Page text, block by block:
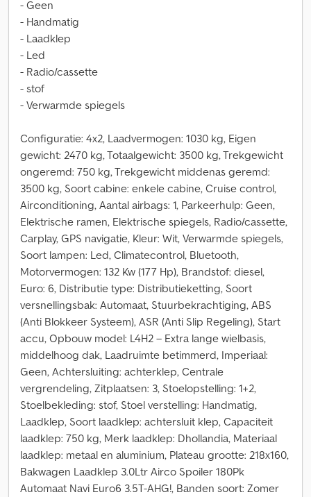
- Geen
- Handmatig
- Laadklep
- Led
- Radio/cassette
- stof
- Verwarmde spiegels
Configuratie: 4x2, Laadvermogen: 1030 kg, Eigen
gewicht: 2470 kg, Totaalgewicht: 3500 kg, Trekgewicht
ongeremd: 750 kg, Trekgewicht middenas geremd:
3500 kg, Soort cabine: enkele cabine, Cruise control,
Airconditioning, Aantal airbags: 1, Parkeerhulp: Geen,
Elektrische ramen, Elektrische spiegels, Radio/cassette,
Carplay, GPS navigatie, Kleur: Wit, Verwarmde spiegels,
Soort lampen: Led, Climatecontrol, Bluetooth,
Motorvermogen: 132 Kw (177 Hp), Brandstof: diesel,
Euro: 6, Distributie type: Distributieketting, Soort
versnellingsbak: Automaat, Stuurbekrachtiging, ABS
(Anti Blokkeer Systeem), ASR (Anti Slip Regeling), Start
accu, Opbouw model: L4H2 – Extra lange wielbasis,
middelhoog dak, Laadruimte betimmerd, Imperiaal:
Geen, Achtersluiting: achterklep, Centrale
vergrendeling, Zitplaatsen: 3, Stoelopstelling: 1+2,
Stoelbekleding: stof, Stoel verstelling: Handmatig,
Laadklep, Soort laadklep: achtersluit klep, Capaciteit
laadklep: 750 kg, Merk laadklep: Dhollandia, Materiaal
laadklep: metaal en aluminium, Plateau grootte: 218x160,
Bakwagen Laadklep 3.0Ltr Airco Spoiler 180Pk
Automaat Navi Euro6 3.5T-AHG!, Banden soort: Zomer